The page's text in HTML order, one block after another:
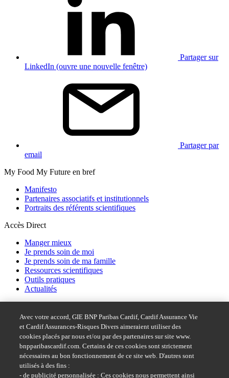
Partager sur
LinkedIn (ouvre une nouvelle fenêtre)
Partager par
email
My Food My Future en bref
Manifesto
Partenaires associatifs et institutionnels
Portraits des référents scientifiques
Accès Direct
Manger mieux
Je prends soin de moi
Je prends soin de ma famille
Ressources scientifiques
Outils pratiques
Actualités
Dispositif d'alerte BNP Paribas
Accessibilité : partiellement conforme
Suivez-nous sur
Avec votre accord, GIE BNP Paribas Cardif, Cardif Assurance Vie
et Cardif Assurances-Risques Divers aimeraient utiliser des
cookies placés par nous et/ou par des partenaires sur site www.
bnpparibascardif.com. Certains de ces cookies sont strictement
nécessaires au bon fonctionnement de ce site web. D'autres sont
utilisés à des fins :
- de publicité personnalisée : Ces cookies nous permettent ainsi